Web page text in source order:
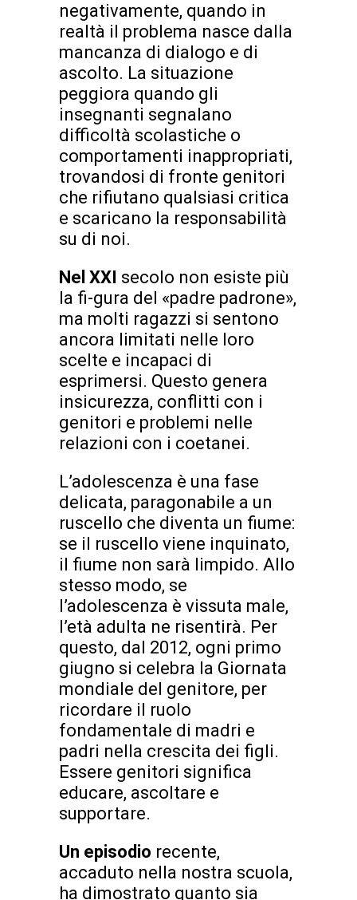
negativamente, quando in
realtà il problema nasce dalla
mancanza di dialogo e di
ascolto. La situazione
peggiora quando gli
insegnanti segnalano
difficoltà scolastiche o
comportamenti inappropriati,
trovandosi di fronte genitori
che rifiutano qualsiasi critica
e scaricano la responsabilità
su di noi.
Nel XXI secolo non esiste più
la fi-gura del «padre padrone»,
ma molti ragazzi si sentono
ancora limitati nelle loro
scelte e incapaci di
esprimersi. Questo genera
insicurezza, conflitti con i
genitori e problemi nelle
relazioni con i coetanei.
L’adolescenza è una fase
delicata, paragonabile a un
ruscello che diventa un fiume:
se il ruscello viene inquinato,
il fiume non sarà limpido. Allo
stesso modo, se
l’adolescenza è vissuta male,
l’età adulta ne risentirà. Per
questo, dal 2012, ogni primo
giugno si celebra la Giornata
mondiale del genitore, per
ricordare il ruolo
fondamentale di madri e
padri nella crescita dei figli.
Essere genitori significa
educare, ascoltare e
supportare.
Un episodio recente,
accaduto nella nostra scuola,
ha dimostrato quanto sia